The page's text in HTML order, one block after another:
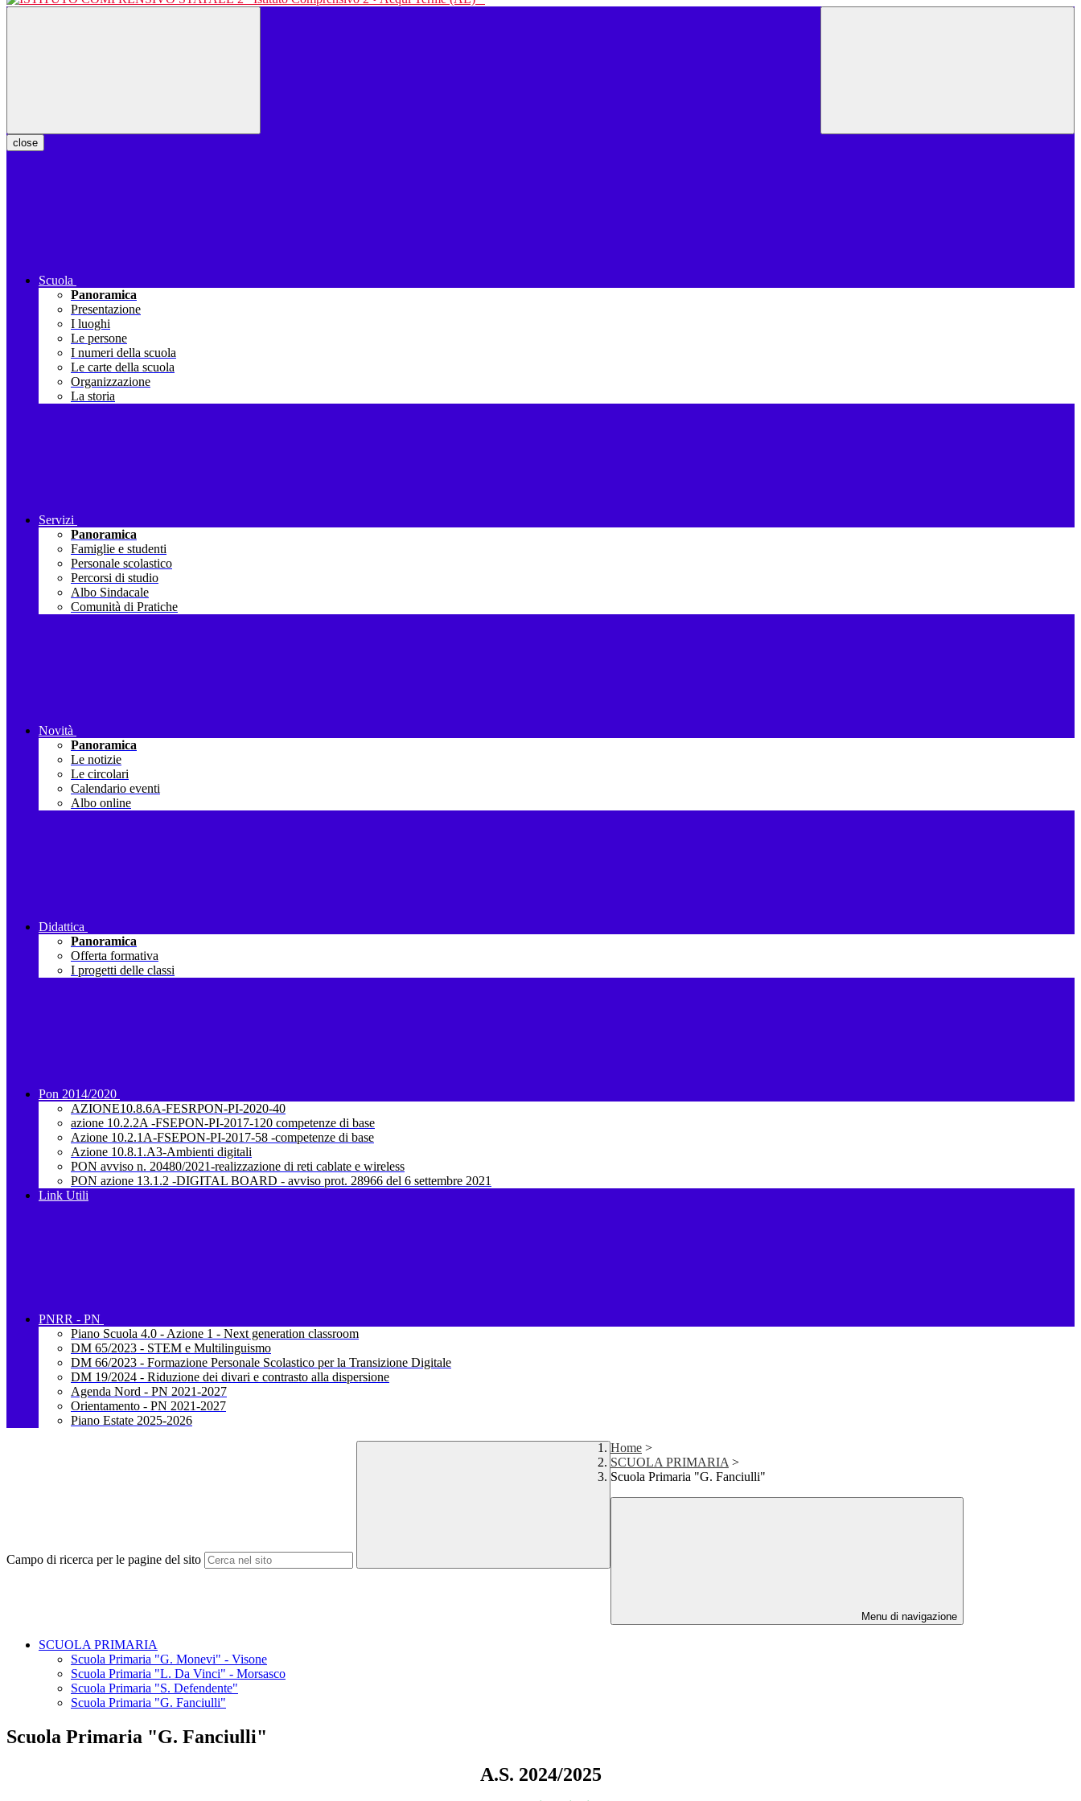
close
Scuola
Panoramica
Presentazione
I luoghi
Le persone
I numeri della scuola
Le carte della scuola
Organizzazione
La storia
Servizi
Panoramica
Famiglie e studenti
Personale scolastico
Percorsi di studio
Albo Sindacale
Comunità di Pratiche
Novità
Panoramica
Le notizie
Le circolari
Calendario eventi
Albo online
Didattica
Panoramica
Offerta formativa
I progetti delle classi
Pon 2014/2020
AZIONE10.8.6A-FESRPON-PI-2020-40
azione 10.2.2A -FSEPON-PI-2017-120 competenze di base
Azione 10.2.1A-FSEPON-PI-2017-58 -competenze di base
Azione 10.8.1.A3-Ambienti digitali
PON avviso n. 20480/2021-realizzazione di reti cablate e wireless
PON azione 13.1.2 -DIGITAL BOARD - avviso prot. 28966 del 6 settembre 2021
Link Utili
PNRR - PN
Piano Scuola 4.0 - Azione 1 - Next generation classroom
DM 65/2023 - STEM e Multilinguismo
DM 66/2023 - Formazione Personale Scolastico per la Transizione Digitale
DM 19/2024 - Riduzione dei divari e contrasto alla dispersione
Agenda Nord - PN 2021-2027
Orientamento - PN 2021-2027
Piano Estate 2025-2026
Campo di ricerca per le pagine del sito
Home >
SCUOLA PRIMARIA >
Scuola Primaria "G. Fanciulli"
Menu di navigazione
SCUOLA PRIMARIA
Scuola Primaria "G. Monevi" - Visone
Scuola Primaria "L. Da Vinci" - Morsasco
Scuola Primaria "S. Defendente"
Scuola Primaria "G. Fanciulli"
Scuola Primaria "G. Fanciulli"
A.S. 2024/2025